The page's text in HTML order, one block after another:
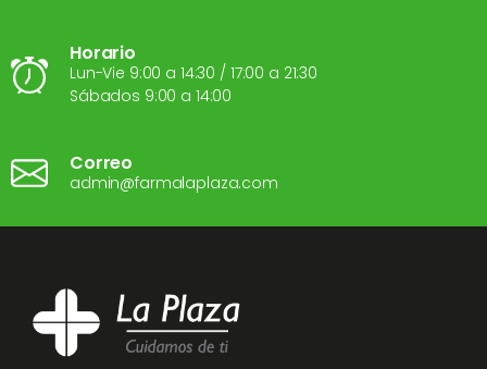
Horario
Lun-Vie 9:00 a 14:30 / 17:00 a 21:30
Sábados 9:00 a 14:00
Correo
admin@farmalaplaza.com